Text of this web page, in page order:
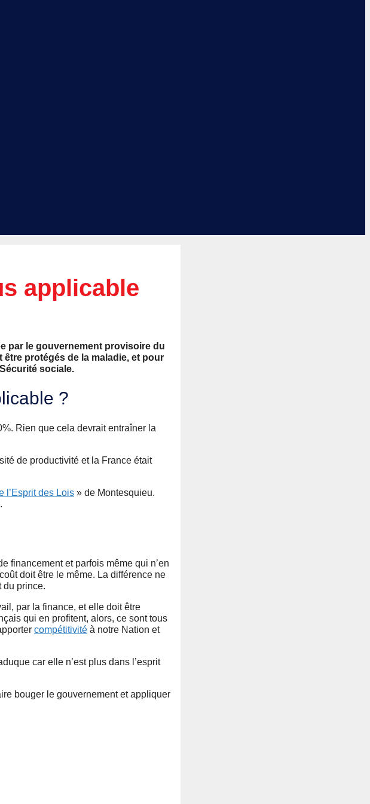
applicable
par le gouvernement provisoire du
protégés de la maladie, et pour
sociale.
?
Rien que cela devrait entraîner la
de productivité et la France était
l’Esprit des Lois » de Montesquieu.
financement et parfois même qui n’en
doit être le même. La différence ne
du prince.
par la finance, et elle doit être
qui en profitent, alors, ce sont tous
compétitivité à notre Nation et
car elle n’est plus dans l’esprit
bouger le gouvernement et appliquer